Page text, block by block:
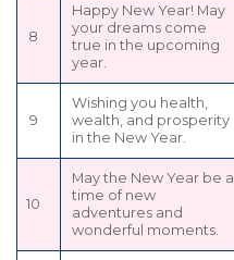
8
Happy New Year! May
your dreams come
true in the upcoming
year.
9
Wishing you health,
wealth, and prosperity
in the New Year.
10
May the New Year be a
time of new
adventures and
wonderful moments.